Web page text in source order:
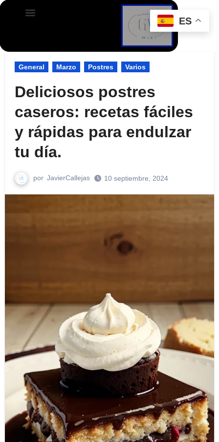
General Marzo Postres Varios
Deliciosos postres
caseros: recetas fáciles
y rápidas para endulzar
tu día.
por JavierCallejas 10 septiembre, 2024
ES